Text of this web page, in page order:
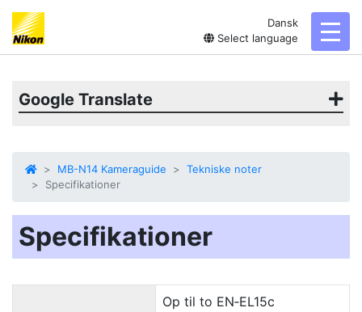
Dansk
Select language
Google Translate
MB-N14 Kameraguide
Tekniske noter
Specifikationer
Specifikationer
Op til to EN‑EL15c